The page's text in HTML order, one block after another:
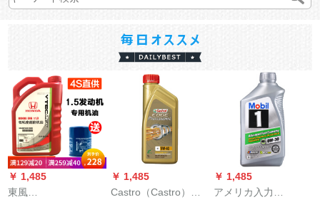
￥ 1,485
東風
￥ 1,485
Castro（Castro）極
￥ 1,485
アメリカ入力